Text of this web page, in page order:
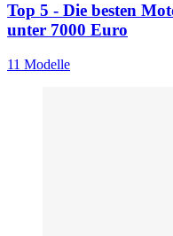
Top 5 - Die besten
unter 7000 Euro
11 Modelle